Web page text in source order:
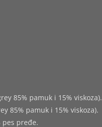
85% pamuk i 15% viskoza).
85% pamuk i 15% viskoza).
pes pređe.